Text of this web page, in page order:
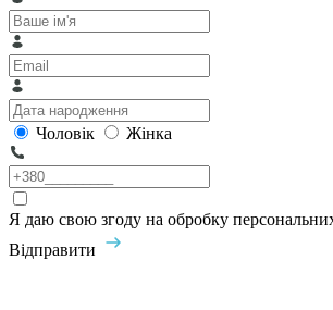
Чоловік Жінка
Я даю свою згоду на обробку
Відправити